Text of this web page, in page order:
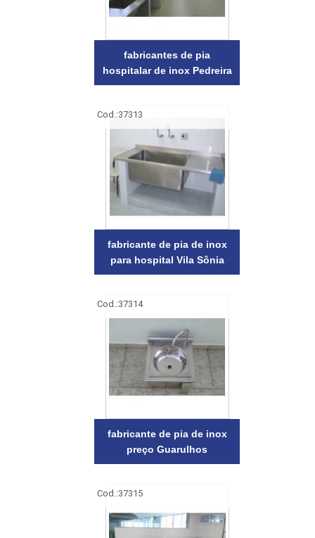
fabricantes de pia
hospitalar de inox Pedreira
Cod.:37313
fabricante de pia de inox
para hospital Vila Sônia
Cod.:37314
fabricante de pia de inox
preço Guarulhos
Cod.:37315